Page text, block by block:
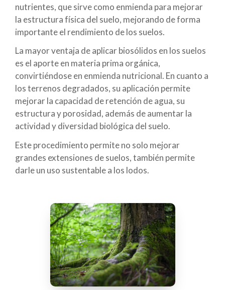
nutrientes, que sirve como enmienda para mejorar
la estructura física del suelo, mejorando de forma
importante el rendimiento de los suelos.
La mayor ventaja de aplicar biosólidos en los suelos
es el aporte en materia prima orgánica,
convirtiéndose en enmienda nutricional. En cuanto a
los terrenos degradados, su aplicación permite
mejorar la capacidad de retención de agua, su
estructura y porosidad, además de aumentar la
actividad y diversidad biológica del suelo.
Este procedimiento permite no solo mejorar
grandes extensiones de suelos, también permite
darle un uso sustentable a los lodos.